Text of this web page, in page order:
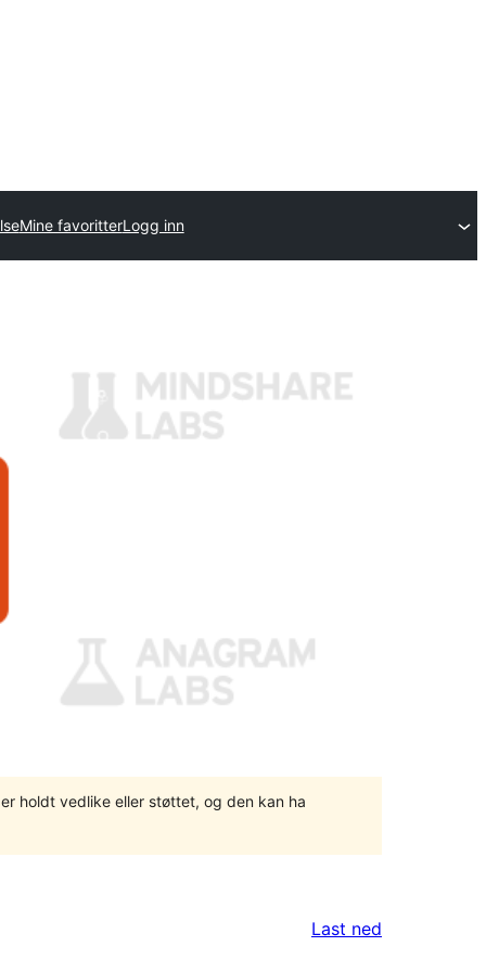
Mine favoritterLogg inn
holdt vedlike eller støttet, og den kan ha
Last ned